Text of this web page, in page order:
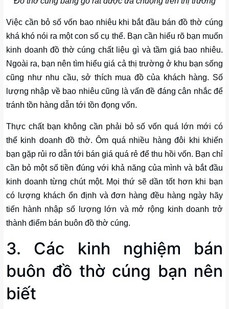
Việc cần bỏ số vốn bao nhiêu khi bắt đầu bán đồ thờ cúng
khá khó nói ra một con số cụ thể. Bạn cần hiểu rõ bạn muốn
kinh doanh đồ thờ cúng chất liệu gì và tầm giá bao nhiêu.
Ngoài ra, bạn nên tìm hiểu giá cả thị trường ở khu bạn sống
cũng như nhu cầu, sở thích mua đồ của khách hàng. Số
lượng nhập về bao nhiêu cũng là vấn đề đáng cân nhắc để
tránh tồn hàng dẫn tới tồn đọng vốn.
Thực chất bạn không cần phải bỏ số vốn quá lớn mới có
thể kinh doanh đồ thờ. Ôm quá nhiều hàng đôi khi khiến
bạn gặp rủi ro dẫn tới bán giá quá rẻ để thu hồi vốn. Bạn chỉ
cần bỏ một số tiền đúng với khả năng của mình và bắt đầu
kinh doanh từng chút một. Mọi thứ sẽ dần tốt hơn khi bạn
có lượng khách ổn định và đơn hàng đều hàng ngày hãy
tiến hành nhập số lượng lớn và mở rộng kinh doanh trở
thành điểm bán buôn đồ thờ cúng.
3. Các kinh nghiệm bán
buôn đồ thờ cúng bạn nên
biết